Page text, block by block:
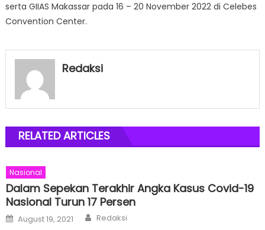
serta GIIAS Makassar pada 16 – 20 November 2022 di Celebes
Convention Center.
Redaksi
RELATED ARTICLES
Nasional
Dalam Sepekan Terakhir Angka Kasus Covid-19
Nasional Turun 17 Persen
Posted
on
August 19, 2021 Author
Redaksi